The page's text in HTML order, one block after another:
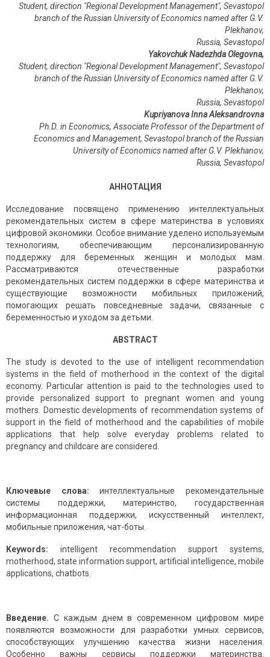
Student, direction "Regional Development Management", Sevastopol
branch of the Russian University of Economics named after G.V.
Plekhanov,
Russia, Sevastopol
Yakovchuk Nadezhda Olegovna,
Student, direction "Regional Development Management", Sevastopol
branch of the Russian University of Economics named after G.V.
Plekhanov,
Russia, Sevastopol
Kupriyanova Inna Aleksandrovna
Ph.D. in Economics, Associate Professor of the Department of
Economics and Management, Sevastopol branch of the Russian
University of Economics named after G.V. Plekhanov,
Russia, Sevastopol
АННОТАЦИЯ
Исследование посвящено применению интеллектуальных
рекомендательных систем в сфере материнства в условиях
цифровой экономики. Особое внимание уделено используемым
технологиям, обеспечивающим персонализированную
поддержку для беременных женщин и молодых мам.
Рассматриваются отечественные разработки
рекомендательных систем поддержки в сфере материнства и
существующие возможности мобильных приложений,
помогающих решать повседневные задачи, связанные с
беременностью и уходом за детьми.
ABSTRACT
The study is devoted to the use of intelligent recommendation
systems in the field of motherhood in the context of the digital
economy. Particular attention is paid to the technologies used to
provide personalized support to pregnant women and young
mothers. Domestic developments of recommendation systems of
support in the field of motherhood and the capabilities of mobile
applications that help solve everyday problems related to
pregnancy and childcare are considered.
Ключевые слова: интеллектуальные рекомендательные
системы поддержки, материнство, государственная
информационная поддержки, искусственный интеллект,
мобильные приложения, чат-боты.
Keywords: intelligent recommendation support systems,
motherhood, state information support, artificial intelligence, mobile
applications, chatbots.
Введение. С каждым днем в современном цифровом мире
появляются возможности для разработки умных сервисов,
способствующих улучшению качества жизни населения.
Особенно важны сервисы поддержки материнства.